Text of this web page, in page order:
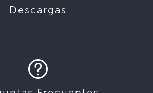
Descargas